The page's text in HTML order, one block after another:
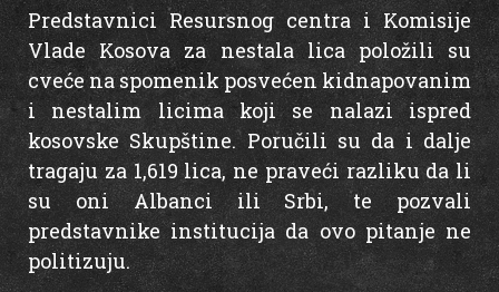
Predstavnici Resursnog centra i Komisije
Vlade Kosova za nestala lica položili su
cveće na spomenik posvećen kidnapovanim
i nestalim licima koji se nalazi ispred
kosovske Skupštine. Poručili su da i dalje
tragaju za 1,619 lica, ne praveći razliku da li
su oni Albanci ili Srbi, te pozvali
predstavnike institucija da ovo pitanje ne
politizuju.